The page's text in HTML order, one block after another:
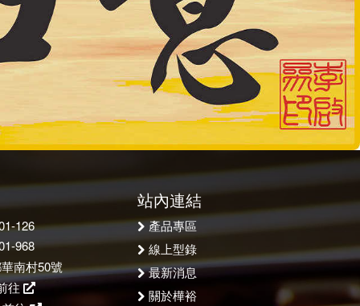
126
968
南村50號
往
站內連結
產品專區
線上型錄
最新消息
關於樺裕